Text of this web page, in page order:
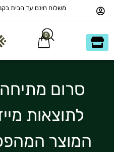
משלוח חינם עד הבית בקנייה
0
סרום מתיחה
לתוצאות
המוצר